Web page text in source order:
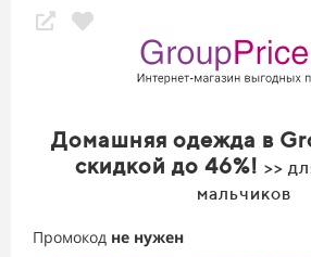
Домашняя одежда в
скидкой до 46%! >>
мальчиков
Промокод не нужен